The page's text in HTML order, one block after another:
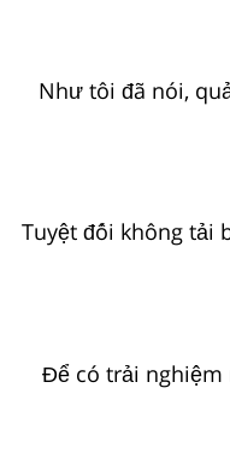
Như tôi đã nói,
Tuyệt đối không tải
Để có trải nghiệm